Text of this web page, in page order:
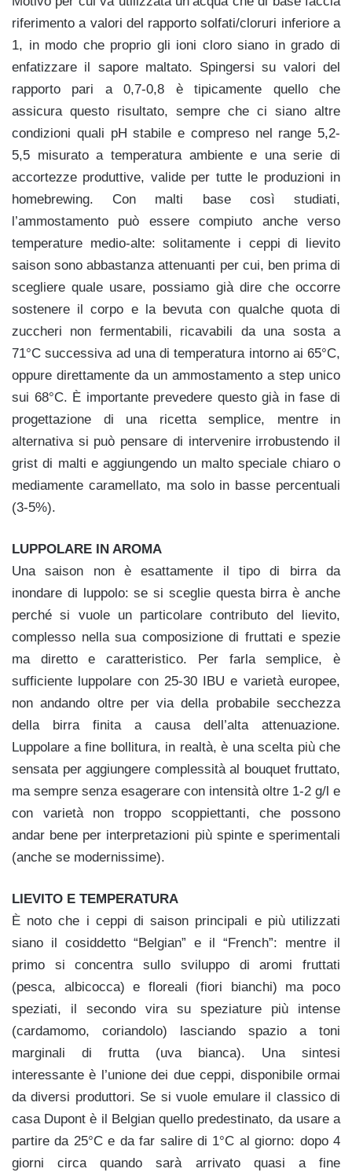
riferimento a valori del rapporto solfati/cloruri inferiore a
1, in modo che proprio gli ioni cloro siano in grado di
enfatizzare il sapore maltato. Spingersi su valori del
rapporto pari a 0,7-0,8 è tipicamente quello che
assicura questo risultato, sempre che ci siano altre
condizioni quali pH stabile e compreso nel range 5,2-
5,5 misurato a temperatura ambiente e una serie di
accortezze produttive, valide per tutte le produzioni in
homebrewing. Con malti base così studiati,
l’ammostamento può essere compiuto anche verso
temperature medio-alte: solitamente i ceppi di lievito
saison sono abbastanza attenuanti per cui, ben prima di
scegliere quale usare, possiamo già dire che occorre
sostenere il corpo e la bevuta con qualche quota di
zuccheri non fermentabili, ricavabili da una sosta a
71°C successiva ad una di temperatura intorno ai 65°C,
oppure direttamente da un ammostamento a step unico
sui 68°C. È importante prevedere questo già in fase di
progettazione di una ricetta semplice, mentre in
alternativa si può pensare di intervenire irrobustendo il
grist di malti e aggiungendo un malto speciale chiaro o
mediamente caramellato, ma solo in basse percentuali
(3-5%).
LUPPOLARE IN AROMA
Una saison non è esattamente il tipo di birra da
inondare di luppolo: se si sceglie questa birra è anche
perché si vuole un particolare contributo del lievito,
complesso nella sua composizione di fruttati e spezie
ma diretto e caratteristico. Per farla semplice, è
sufficiente luppolare con 25-30 IBU e varietà europee,
non andando oltre per via della probabile secchezza
della birra finita a causa dell’alta attenuazione.
Luppolare a fine bollitura, in realtà, è una scelta più che
sensata per aggiungere complessità al bouquet fruttato,
ma sempre senza esagerare con intensità oltre 1-2 g/l e
con varietà non troppo scoppiettanti, che possono
andar bene per interpretazioni più spinte e sperimentali
(anche se modernissime).
LIEVITO E TEMPERATURA
È noto che i ceppi di saison principali e più utilizzati
siano il cosiddetto “Belgian” e il “French”: mentre il
primo si concentra sullo sviluppo di aromi fruttati
(pesca, albicocca) e floreali (fiori bianchi) ma poco
speziati, il secondo vira su speziature più intense
(cardamomo, coriandolo) lasciando spazio a toni
marginali di frutta (uva bianca). Una sintesi
interessante è l’unione dei due ceppi, disponibile ormai
da diversi produttori. Se si vuole emulare il classico di
casa Dupont è il Belgian quello predestinato, da usare a
partire da 25°C e da far salire di 1°C al giorno: dopo 4
giorni circa quando sarà arrivato quasi a fine